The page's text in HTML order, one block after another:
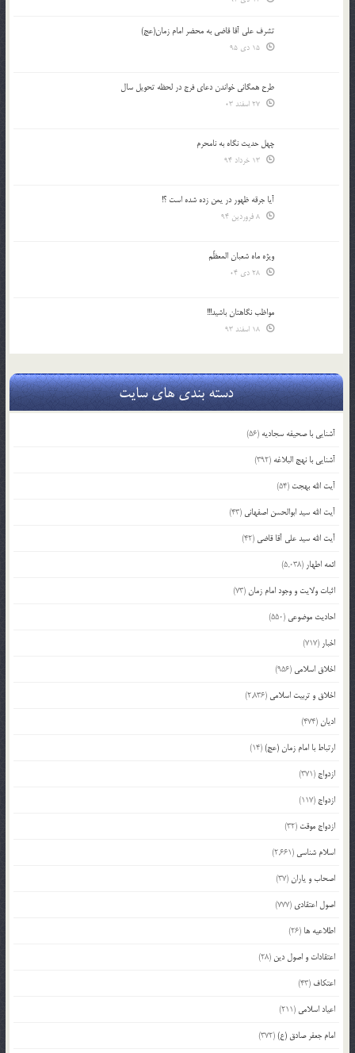
تشرف علي آقا قاضي به محضر امام زمان(عج)
طرح همگانی خواندن دعای فرج در لحظه تحویل سال
چهل حدیث نگاه به نامحرم
آیا جرقه ظهور در یمن زده شده است ؟!
ویژه ماه شعبان المعظّم
مواظب نگاهتان باشید!!!
دسته بندی های سایت
آشنایی با صحیفه سجادیه (56)
آشنایی با نهج البلاغه (392)
آیت الله بهجت (54)
آیت الله سید ابوالحسن اصفهانی (43)
آیت الله سید علی آقا قاضی (42)
ائمه اطهار (5,038)
اثبات ولایت و وجود امام زمان(73)
احادیث موضوعی (550)
اخبار (717)
اخلاق اسلامی (956)
اخلاق و تربیت اسلامی (2,836)
ادیان(474)
ارتباط با امام زمان (عج)(14)
ازدواج (371)
ازدواج (117)
ازدواج موقت (32)
اسلام شناسی (2,661)
اصحاب و یاران(37)
اصول اعتقادی (777)
اطلاعیه ها (26)
اعتقادات و اصول دین (28)
اعتکاف (43)
اعیاد اسلامی (211)
امام جعفر صادق (ع)(372)